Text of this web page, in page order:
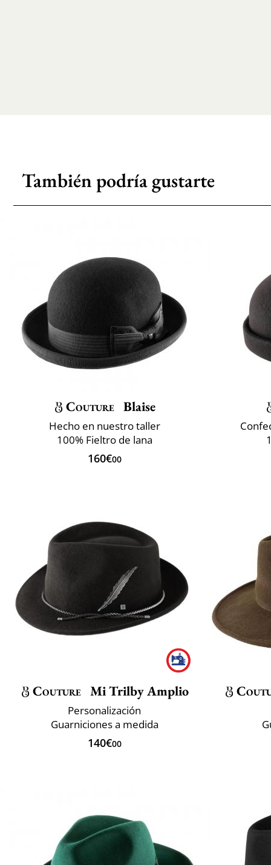
También podría gustarte
Couture Blaise
Hecho en nuestro taller
100% Fieltro de lana
160€00
Couture Mi Trilby Amplio
Personalización
Guarniciones a medida
140€00